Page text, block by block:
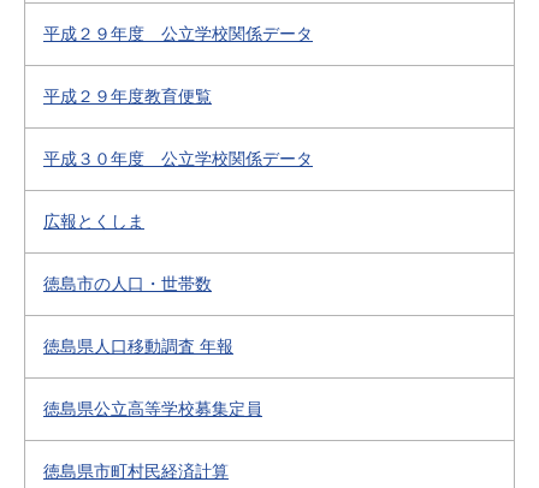
平成２９年度 公立学校関係データ
平成２９年度教育便覧
平成３０年度 公立学校関係データ
広報とくしま
徳島市の人口・世帯数
徳島県人口移動調査 年報
徳島県公立高等学校募集定員
徳島県市町村民経済計算